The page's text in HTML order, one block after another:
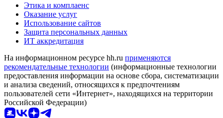
Этика и комплаенс
Оказание услуг
Использование сайтов
Защита персональных данных
ИТ аккредитация
На информационном ресурсе hh.ru применяются
рекомендательные технологии (информационные технологии
предоставления информации на основе сбора, систематизации
и анализа сведений, относящихся к предпочтениям
пользователей сети «Интернет», находящихся на территории
Российской Федерации)